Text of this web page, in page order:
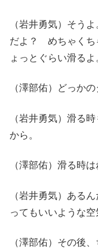
（岩井勇気）そう
だよ？ めちゃくち
ょっとぐらい滑るよ
（澤部佑）どっか
（岩井勇気）滑る
から。
（澤部佑）滑る時は
（岩井勇気）ある
ってもいいような
（澤部佑）その後